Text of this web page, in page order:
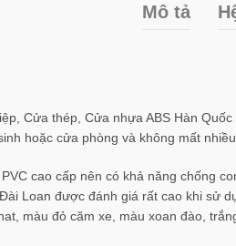
Mô tả
Cửa thép, Cửa nhựa ABS Hàn
hoặc cửa phòng và không mất
cao cấp nên có khả năng chống
Loan được đánh giá rất cao khi sử
màu đỏ căm xe, màu xoan đào,